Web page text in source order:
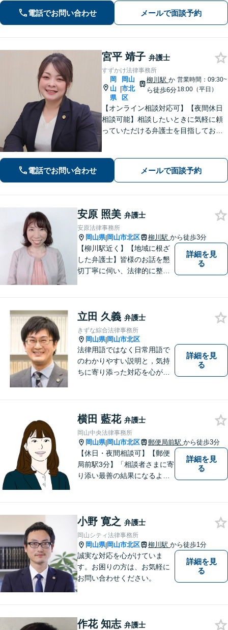
と連携してきめ細やかに対応【注力分
野初回相談無料】【WEB面談可】
電話でお問い合わせ メールで面談予約
宮平 靖子 弁護士
すずかけ法律事務所
岡
山
県
|
岡山
市北
区
柳川駅 か
ら徒歩6分
営業時間：09:30~
18:00（平日）
【オンライン相談対応可】【夜間休日
相談可能】相談したいときに気軽に頼
っていただける弁護士を目指しており
い。
電話でお問い合わせ メールで面談予約
安原 照美 弁護士
安原法律事務所
岡山県|岡山市北区 柳川駅 から徒歩3分
【柳川駅近く】【地域に根ざ
した弁護士】皆様のお話を懇
切丁寧に伺い、法律的に整理
少しでも解決されますよう，
誠心誠意努力いたす所存で
す。皆様方のご来所をお待ち
しております。
詳細を見
る
立田 久義 弁護士
きずな綜合法律事務所
岡山県|岡山市北区
法律用語ではなく日常用語で
のわかりやすい説明と，気持
ちに寄り添った対応を心がけ
詳細を見
る
横田 藍花 弁護士
岡山中央法律事務所
岡山県|岡山市北区 郵便局前駅 から徒歩3分
【休日・夜間相談可】【郵便
局前駅3分】「相談者さまに寄
り添い最善の結果になるよう
よる不当な取り調べや身体拘
束から、依頼者さまの利益を
守ります【完全個室相談】
詳細を見
る
小野 寛之 弁護士
岡山シティ法律事務所
岡山県|岡山市北区 柳川駅 から徒歩1分
誠実な対応を心がけていま
す。お困りの方は、お気軽に
お問い合わせください。
詳細を見
る
作花 知志 弁護士